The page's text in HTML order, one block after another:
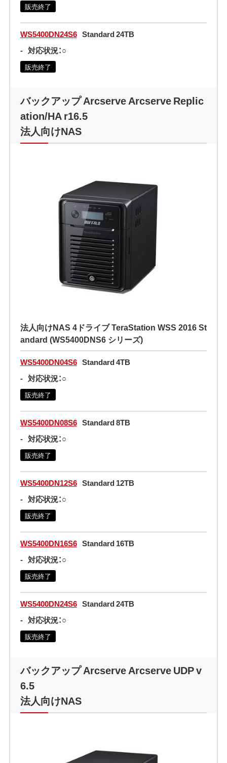
販売終了
WS5400DN24S6 Standard 24TB
- 対応状況：○
販売終了
バックアップ Arcserve Arcserve Replic
ation/HA r16.5
法人向けNAS
法人向けNAS 4ドライブ TeraStation WSS 2016 St
andard (WS5400DNS6 シリーズ)
WS5400DN04S6 Standard 4TB
- 対応状況：○
販売終了
WS5400DN08S6 Standard 8TB
- 対応状況：○
販売終了
WS5400DN12S6 Standard 12TB
- 対応状況：○
販売終了
WS5400DN16S6 Standard 16TB
- 対応状況：○
販売終了
WS5400DN24S6 Standard 24TB
- 対応状況：○
販売終了
バックアップ Arcserve Arcserve UDP v
6.5
法人向けNAS